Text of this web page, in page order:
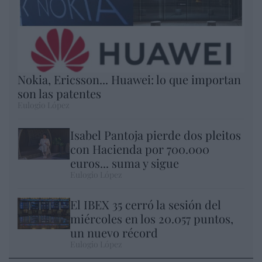
Nokia, Ericsson... Huawei: lo que importan
son las patentes
Isabel Pantoja pierde dos pleitos
con Hacienda por 700.000
euros... suma y sigue
El IBEX 35 cerró la sesión del
miércoles en los 20.057 puntos,
un nuevo récord